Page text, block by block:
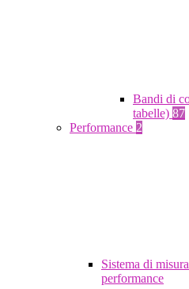
Bandi di
tabelle) 87
Performance 2
Sistema di
performance